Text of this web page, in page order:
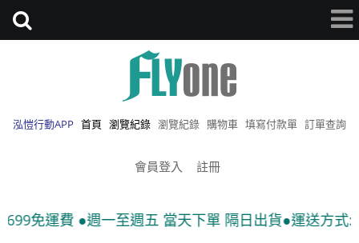
泓愷行動APP 首頁 瀏覽紀錄 瀏覽紀錄 購物車 填寫付款單 訂單查詢
會員登入 註冊
免運費 ●週一至週五 當天下單 隔日出貨●運送方式: